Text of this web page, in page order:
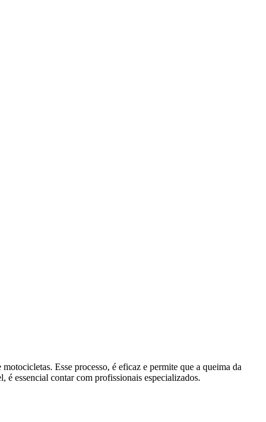
Esse processo, é eficaz e permite que a queima da
é essencial contar com profissionais especializados.